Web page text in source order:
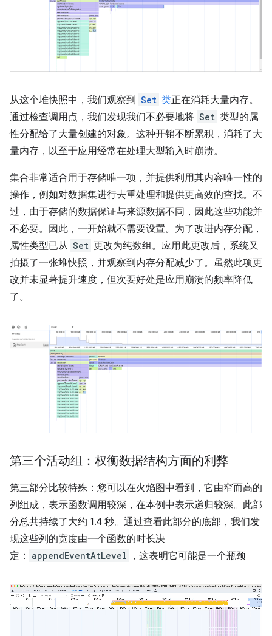
从这个堆快照中，我们观察到 Set 类正在消耗大量内存。
通过检查调用点，我们发现我们不必要地将 Set 类型的属
性分配给了大量创建的对象。这种开销不断累积，消耗了大
量内存，以至于应用经常在处理大型输入时崩溃。
集合非常适合用于存储唯一项，并提供利用其内容唯一性的
操作，例如对数据集进行去重处理和提供更高效的查找。不
过，由于存储的数据保证与来源数据不同，因此这些功能并
不必要。因此，一开始就不需要设置。为了改进内存分配，
属性类型已从 Set 更改为纯数组。应用此更改后，系统又
拍摄了一张堆快照，并观察到内存分配减少了。虽然此项更
改并未显著提升速度，但次要好处是应用崩溃的频率降低
了。
第三个活动组：权衡数据结构方面的利弊
第三部分比较特殊：您可以在火焰图中看到，它由窄而高的
列组成，表示函数调用较深，在本例中表示递归较深。此部
分总共持续了大约 1.4 秒。通过查看此部分的底部，我们发
现这些列的宽度由一个函数的时长决
定：
appendEventAtLevel ，这表明它可能是一个瓶颈